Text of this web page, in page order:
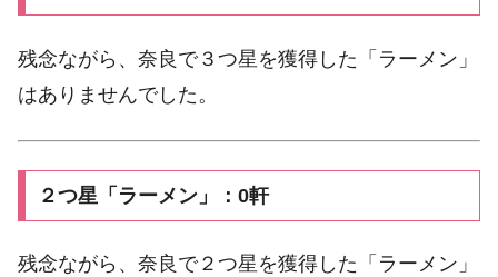
残念ながら、奈良で３つ星を獲得した「ラーメン」
はありませんでした。
２つ星「ラーメン」：0軒
残念ながら、奈良で２つ星を獲得した「ラーメン」